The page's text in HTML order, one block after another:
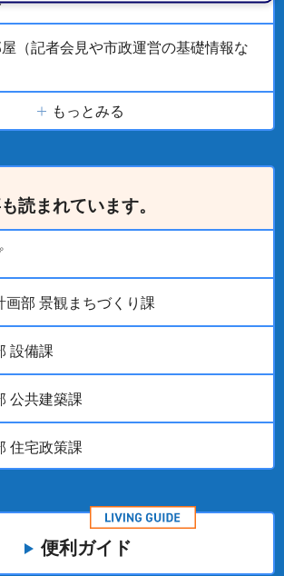
（記者会見や市政運営の基礎情報な
もっとみる
読まれています。
画部 景観まちづくり課
設備課
公共建築課
住宅政策課
便利ガイド